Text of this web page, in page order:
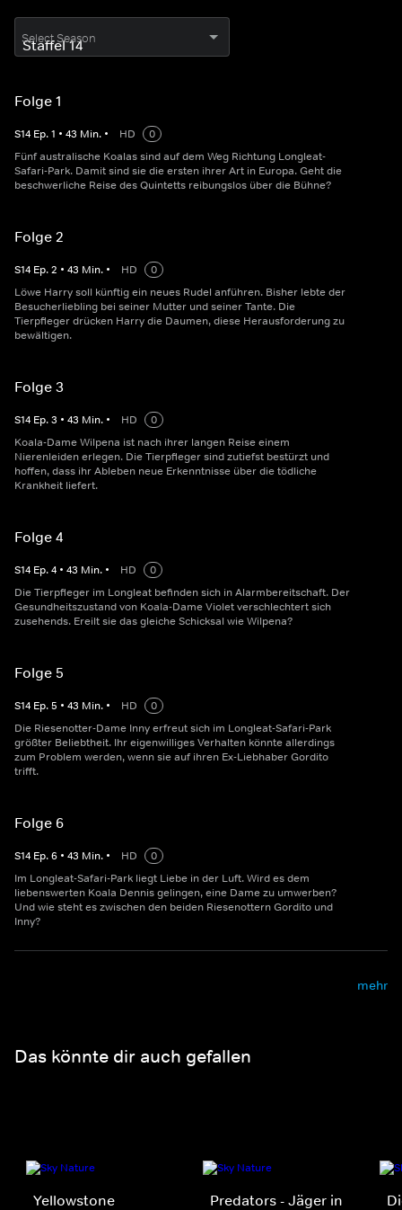
Select Season
Folge 1
S14 Ep.1 • 43 Min. • HD
0
Fünf australische Koalas sind auf dem Weg Richtung Longleat-
Safari-Park. Damit sind sie die ersten ihrer Art in Europa. Geht die
beschwerliche Reise des Quintetts reibungslos über die Bühne?
Folge 2
S14 Ep.2 • 43 Min. • HD
0
Löwe Harry soll künftig ein neues Rudel anführen. Bisher lebte der
Besucherliebling bei seiner Mutter und seiner Tante. Die
Tierpfleger drücken Harry die Daumen, diese Herausforderung zu
bewältigen.
Folge 3
S14 Ep.3 • 43 Min. • HD
0
Koala-Dame Wilpena ist nach ihrer langen Reise einem
Nierenleiden erlegen. Die Tierpfleger sind zutiefst bestürzt und
hoffen, dass ihr Ableben neue Erkenntnisse über die tödliche
Krankheit liefert.
Folge 4
S14 Ep.4 • 43 Min. • HD
0
Die Tierpfleger im Longleat befinden sich in Alarmbereitschaft. Der
Gesundheitszustand von Koala-Dame Violet verschlechtert sich
zusehends. Ereilt sie das gleiche Schicksal wie Wilpena?
Folge 5
S14 Ep.5 • 43 Min. • HD
0
Die Riesenotter-Dame Inny erfreut sich im Longleat-Safari-Park
größter Beliebtheit. Ihr eigenwilliges Verhalten könnte allerdings
zum Problem werden, wenn sie auf ihren Ex-Liebhaber Gordito
trifft.
Folge 6
S14 Ep.6 • 43 Min. • HD
0
Im Longleat-Safari-Park liegt Liebe in der Luft. Wird es dem
liebenswerten Koala Dennis gelingen, eine Dame zu umwerben?
Und wie steht es zwischen den beiden Riesenottern Gordito und
Inny?
mehr
Das könnte dir auch gefallen
Yellowstone
Predators - Jäger in